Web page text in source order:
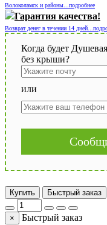
Волоколамск и районы...подробнее
Гарантия качества!
Возврат денег в течении 14
Когда будет
без крыши?
или
Купить Быстрый заказ
× Быстрый заказ